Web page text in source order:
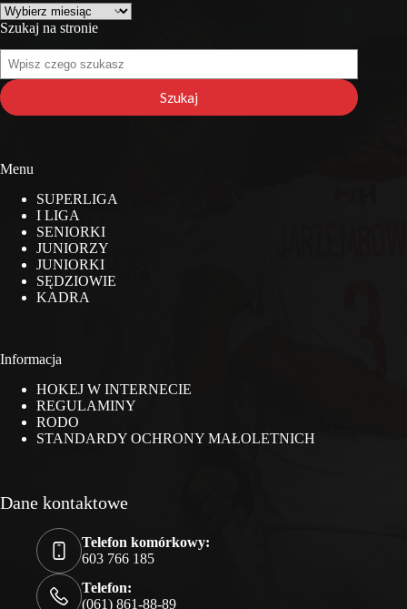
Archiwa
Szukaj na stronie
Szukaj
na
stronie
Szukaj
Menu
SUPERLIGA
I LIGA
SENIORKI
JUNIORZY
JUNIORKI
SĘDZIOWIE
KADRA
Informacja
HOKEJ W INTERNECIE
REGULAMINY
RODO
STANDARDY OCHRONY MAŁOLETNICH
Dane kontaktowe
Telefon komórkowy:
603 766 185
Telefon:
(061) 861-88-89